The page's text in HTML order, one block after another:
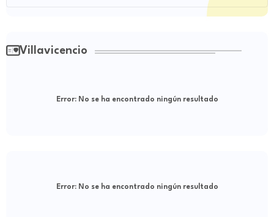
Villavicencio
Error:No se ha encontrado ningún resultado
Error:No se ha encontrado ningún resultado